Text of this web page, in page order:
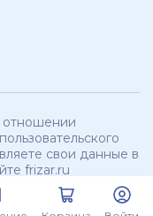
отношении
свои данные в
frizar.ru
© 2012 -